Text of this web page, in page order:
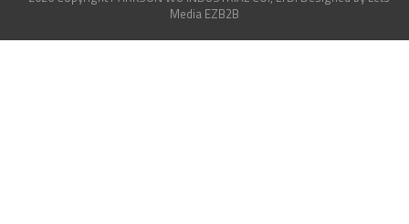
Media EZB2B